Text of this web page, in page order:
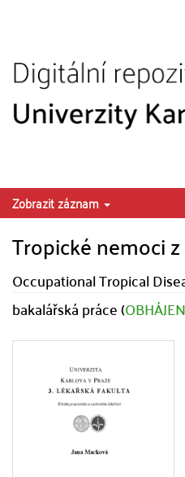
Zobrazit záznam
Tropické nemoci
Occupational Tropical
bakalářská práce (